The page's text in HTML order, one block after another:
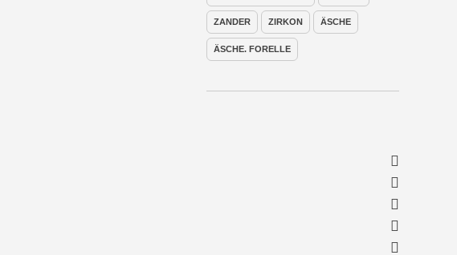
ZANDER ZIRKON ÄSCHE
ÄSCHE. FORELLE